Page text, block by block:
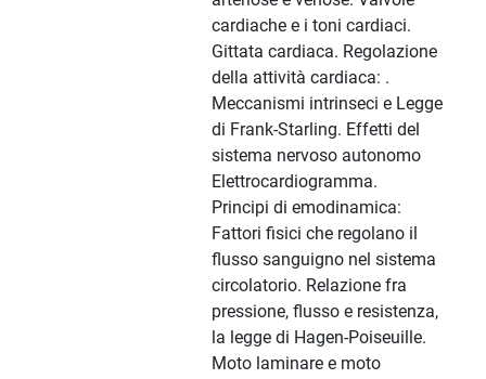
cardiache e i toni cardiaci.
Gittata cardiaca. Regolazione
della attività cardiaca: .
Meccanismi intrinseci e Legge
di Frank-Starling. Effetti del
sistema nervoso autonomo
Elettrocardiogramma.
Principi di emodinamica:
Fattori fisici che regolano il
flusso sanguigno nel sistema
circolatorio. Relazione fra
pressione, flusso e resistenza,
la legge di Hagen-Poiseuille.
Moto laminare e moto